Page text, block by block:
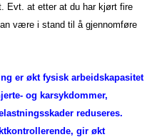
Evt. at etter at du har kjørt fire
være i stand til å gjennomføre
er økt fysisk arbeidskapasitet
og karsykdommer,
reduseres.
gir økt